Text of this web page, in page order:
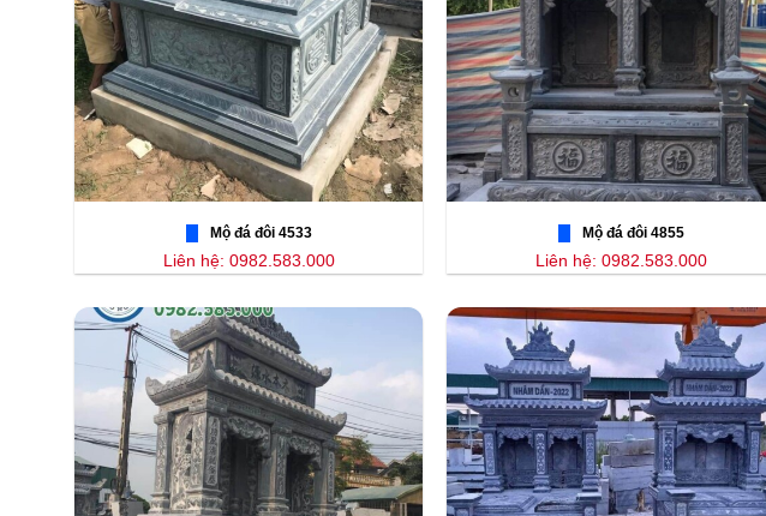
Mộ đá đôi 4533
Liên hệ: 0982.583.000
Mộ đá đôi 4855
Liên hệ: 0982.583.000